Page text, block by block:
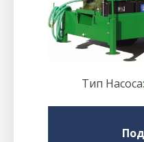
Тип Насоса: